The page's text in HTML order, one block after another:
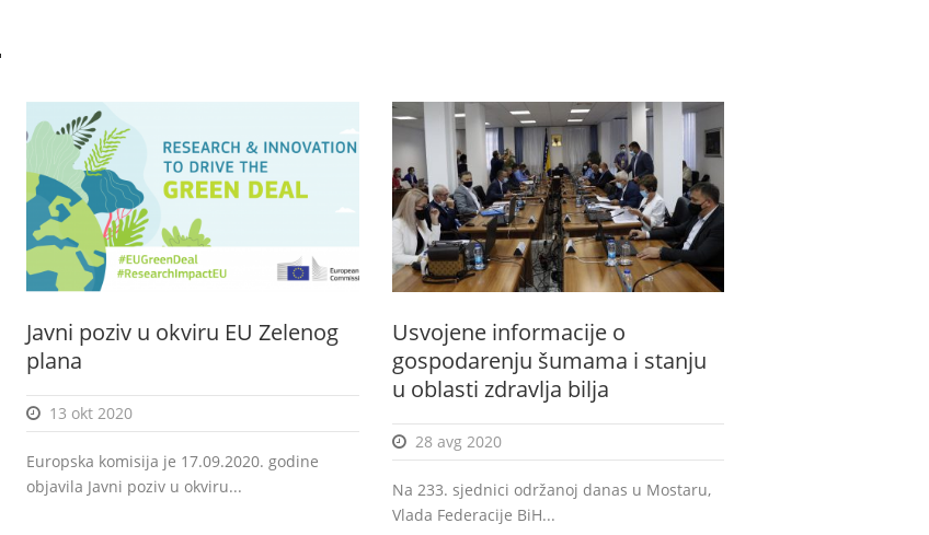
Javni poziv u okviru EU Zelenog
plana
13 okt 2020
Europska komisija je 17.09.2020. godine
objavila Javni poziv u okviru...
Usvojene informacije o
gospodarenju šumama i stanju
u oblasti zdravlja bilja
28 avg 2020
Na 233. sjednici održanoj danas u Mostaru,
Vlada Federacije BiH...